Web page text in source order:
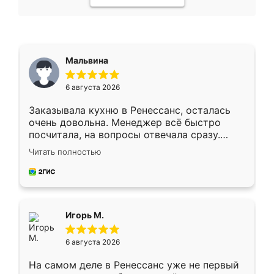
Мальвина
6 августа 2026
Заказывала кухню в Ренессанс, осталась
очень довольна. Менеджер всё быстро
посчитала, на вопросы отвечала сразу.
Замерщик приехал в субботу, подошёл к
делу со всей ответственностью. Собрали
за день, ребята работали аккуратно, даже
Читать полностью
Игорь М.
6 августа 2026
На самом деле в Ренессанс уже не первый